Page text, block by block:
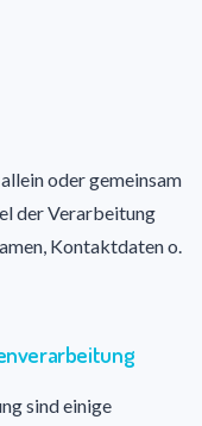
oder gemeinsam
der Verarbeitung
Kontaktdaten o.
sind einige